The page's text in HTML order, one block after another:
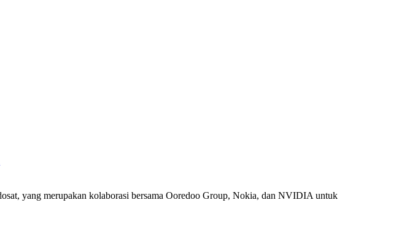
yang merupakan kolaborasi bersama Ooredoo Group, Nokia, dan NVIDIA untuk